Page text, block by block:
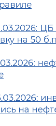
на 50
на